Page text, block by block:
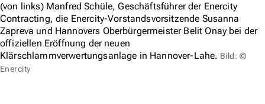
(von links) Manfred Schüle, Geschäftsführer der Enercity
Contracting, die Enercity-Vorstandsvorsitzende Susanna
Zapreva und Hannovers Oberbürgermeister Belit Onay bei der
offiziellen Eröffnung der neuen
Klärschlammverwertungsanlage in Hannover-Lahe. Bild: ©
Enercity